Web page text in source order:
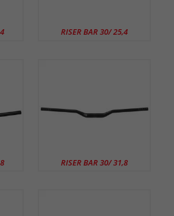
RISER BAR 30/ 25,4
RISER BAR 30/ 31,8